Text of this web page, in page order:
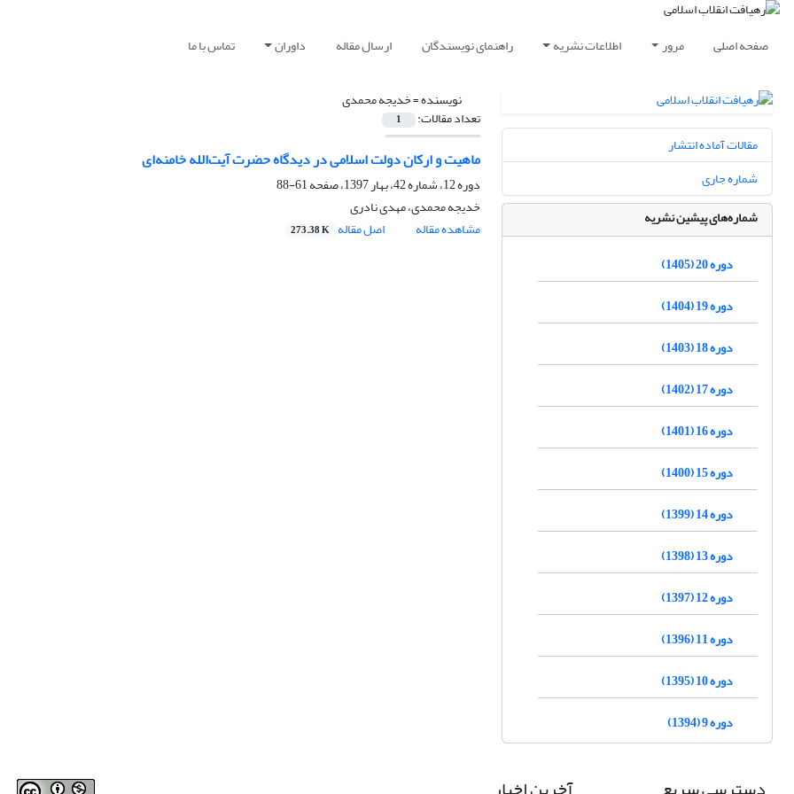
صفحه اصلی مرور اطلاعات نشریه راهنمای نویسندگان ارسال مقاله داوران تماس با ما
نویسنده =خدیجه محمدی
تعداد مقالات: 1
ماهیت و ارکان دولت اسلامی در دیدگاه حضرت آیت‌الله خامنه‌ای
دوره 12، شماره 42، بهار 1397، صفحه
61-88
خدیجه محمدی، مهدی نادری
مشاهده مقاله
اصل مقاله 273.38 K
مقالات آماده انتشار
شماره جاری
شماره‌های پیشین نشریه
دوره 20 (1405)
دوره 19 (1404)
دوره 18 (1403)
دوره 17 (1402)
دوره 16 (1401)
دوره 15 (1400)
دوره 14 (1399)
دوره 13 (1398)
دوره 12 (1397)
دوره 11 (1396)
دوره 10 (1395)
دوره 9 (1394)